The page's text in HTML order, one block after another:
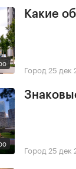
Какие
Город 25 дек
Город 25 дек